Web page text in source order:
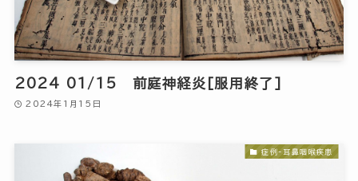
2024 01/15 前庭神経炎[服用終了]
2024年1月15日
症例-耳鼻咽喉疾患